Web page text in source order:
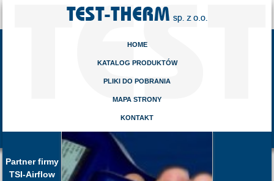
HOME
KATALOG PRODUKTÓW
PLIKI DO POBRANIA
MAPA STRONY
KONTAKT
Partner firmy
TSI-Airflow